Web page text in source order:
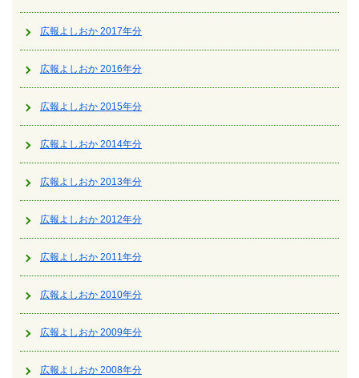
広報よしおか 2017年分
広報よしおか 2016年分
広報よしおか 2015年分
広報よしおか 2014年分
広報よしおか 2013年分
広報よしおか 2012年分
広報よしおか 2011年分
広報よしおか 2010年分
広報よしおか 2009年分
広報よしおか 2008年分